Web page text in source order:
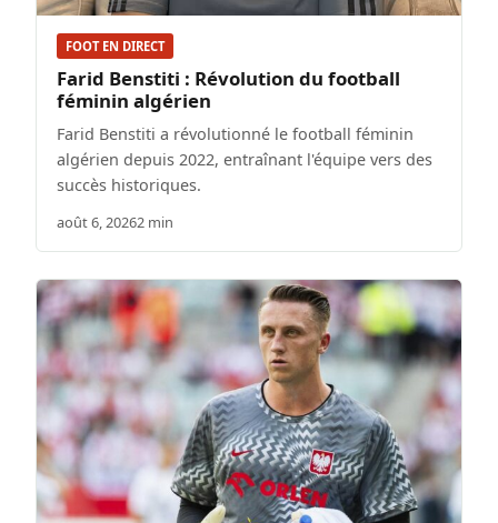
FOOT EN DIRECT
Farid Benstiti : Révolution du football
féminin algérien
Farid Benstiti a révolutionné le football féminin
algérien depuis 2022, entraînant l'équipe vers des
succès historiques.
août 6, 20262 min